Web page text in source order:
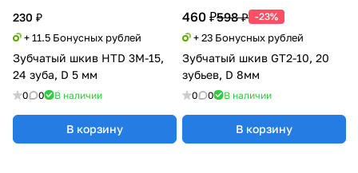
230 ₽
+ 11.5 Бонусных рублей
Зубчатый шкив HTD 3M-15,
24 зуба, D 5 мм
0 0 В наличии
В корзину
460 ₽598 ₽ -23%
+ 23 Бонусных рублей
Зубчатый шкив GT2-10, 20
зубьев, D 8мм
0 0 В наличии
В корзину